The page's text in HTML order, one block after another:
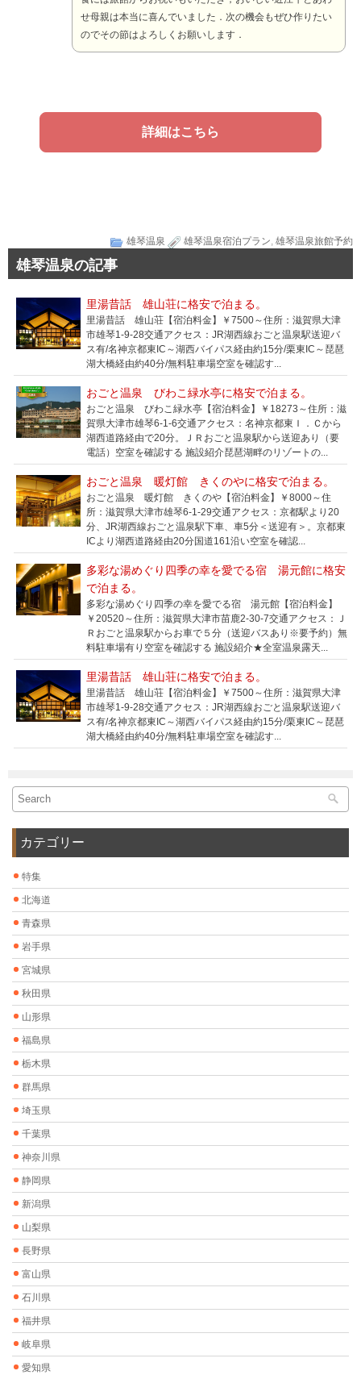
せ母親は本当に喜んでいました．次の機会もぜひ作りたい
のでその節はよろしくお願いします．
詳細はこちら
雄琴温泉 雄琴温泉宿泊プラン, 雄琴温泉旅館予約
雄琴温泉の記事
里湯昔話 雄山荘に格安で泊まる。
里湯昔話 雄山荘【宿泊料金】￥7500～住所：滋賀県大津
市雄琴1-9-28交通アクセス：JR湖西線おごと温泉駅送迎バ
ス有/名神京都東IC～湖西バイパス経由約15分/栗東IC～琵琶
湖大橋経由約40分/無料駐車場空室を確認す...
おごと温泉 びわこ緑水亭に格安で泊まる。
おごと温泉 びわこ緑水亭【宿泊料金】￥18273～住所：滋
賀県大津市雄琴6-1-6交通アクセス：名神京都東Ｉ．Ｃから
湖西道路経由で20分。ＪＲおごと温泉駅から送迎あり（要
電話）空室を確認する 施設紹介琵琶湖畔のリゾートの...
おごと温泉 暖灯館 きくのやに格安で泊まる。
おごと温泉 暖灯館 きくのや【宿泊料金】￥8000～住
所：滋賀県大津市雄琴6-1-29交通アクセス：京都駅より20
分、JR湖西線おごと温泉駅下車、車5分＜送迎有＞。京都東
ICより湖西道路経由20分国道161沿い空室を確認...
多彩な湯めぐり四季の幸を愛でる宿 湯元館に格安
で泊まる。
多彩な湯めぐり四季の幸を愛でる宿 湯元館【宿泊料金】
￥20520～住所：滋賀県大津市苗鹿2-30-7交通アクセス：Ｊ
Ｒおごと温泉駅からお車で５分（送迎バスあり※要予約）無
料駐車場有り空室を確認する 施設紹介★全室温泉露天...
里湯昔話 雄山荘に格安で泊まる。
里湯昔話 雄山荘【宿泊料金】￥7500～住所：滋賀県大津
市雄琴1-9-28交通アクセス：JR湖西線おごと温泉駅送迎バ
ス有/名神京都東IC～湖西バイパス経由約15分/栗東IC～琵琶
湖大橋経由約40分/無料駐車場空室を確認す...
カテゴリー
特集
北海道
青森県
岩手県
宮城県
秋田県
山形県
福島県
栃木県
群馬県
埼玉県
千葉県
神奈川県
静岡県
新潟県
山梨県
長野県
富山県
石川県
福井県
岐阜県
愛知県